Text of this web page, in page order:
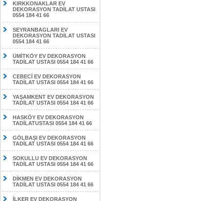
KIRKKONAKLAR EV
DEKORASYON TADİLAT USTASI
0554 184 41 66
SEYRANBAGLARI EV
DEKORASYON TADİLAT USTASI
0554 184 41 66
ÜMİTKÖY EV DEKORASYON
TADİLAT USTASI 0554 184 41 66
CEBECİ EV DEKORASYON
TADİLAT USTASI 0554 184 41 66
YAŞAMKENT EV DEKORASYON
TADİLAT USTASI 0554 184 41 66
HASKÖY EV DEKORASYON
TADİLATUSTASI 0554 184 41 66
GÖLBAŞI EV DEKORASYON
TADİLAT USTASI 0554 184 41 66
SOKULLU EV DEKORASYON
TADİLAT USTASI 0554 184 41 66
DİKMEN EV DEKORASYON
TADİLAT USTASI 0554 184 41 66
İLKER EV DEKORASYON